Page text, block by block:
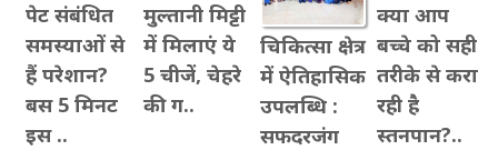
पेट संबंधित
समस्याओं से
हैं परेशान?
बस 5 मिनट
इस ..
मुल्तानी मिट्टी
में मिलाएं ये
5 चीजें, चेहरे
की ग..
चिकित्सा क्षेत्र
में ऐतिहासिक
उपलब्धि :
सफदरजंग
क्या आप
बच्चे को सही
तरीके से करा
रही है
स्तनपान?..